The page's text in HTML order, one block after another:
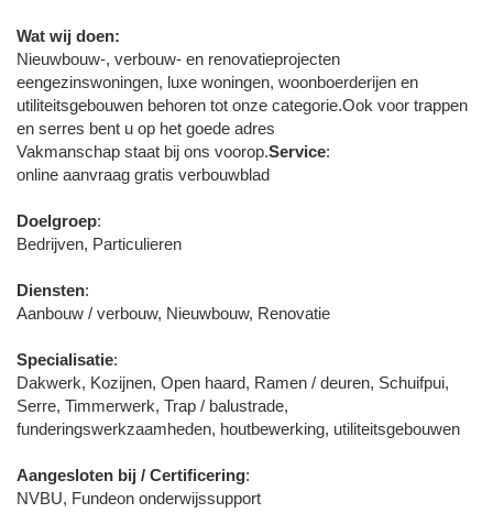
Wat wij doen:
Nieuwbouw-, verbouw- en renovatieprojecten
eengezinswoningen, luxe woningen, woonboerderijen en
utiliteitsgebouwen behoren tot onze categorie.Ook voor trappen
en serres bent u op het goede adres
Vakmanschap staat bij ons voorop.Service:
online aanvraag gratis verbouwblad
Doelgroep:
Bedrijven, Particulieren
Diensten:
Aanbouw / verbouw, Nieuwbouw, Renovatie
Specialisatie:
Dakwerk, Kozijnen, Open haard, Ramen / deuren, Schuifpui,
Serre, Timmerwerk, Trap / balustrade,
funderingswerkzaamheden, houtbewerking, utiliteitsgebouwen
Aangesloten bij / Certificering:
NVBU, Fundeon onderwijssupport